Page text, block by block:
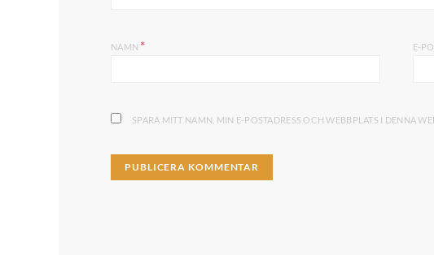
NAMN * E-
SPARA MITT NAMN, MIN E-POSTADRESS OCH WEBBPLATS I DENNA